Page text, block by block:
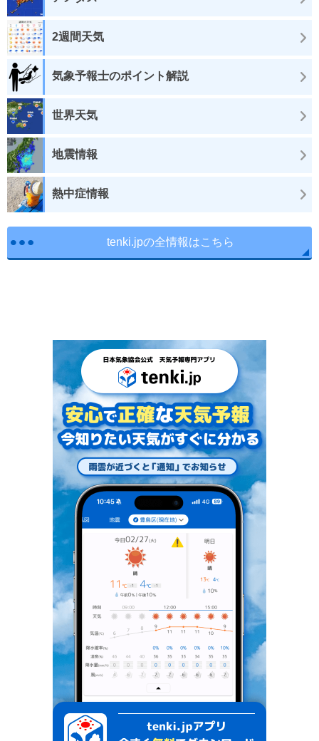
2週間天気
気象予報士のポイント解説
世界天気
地震情報
熱中症情報
tenki.jpの全情報はこちら